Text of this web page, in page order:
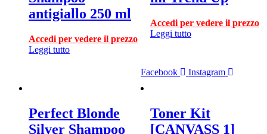
antigiallo 250 ml
Accedi per vedere il prezzo
Leggi tutto
Accedi per vedere il prezzo
Leggi tutto
Perfect Blonde
Silver Shampoo
Toner Kit
[CANVASS 1]
Facebook Instagram